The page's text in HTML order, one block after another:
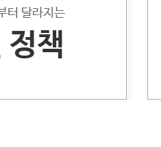
터 달라지는
정책